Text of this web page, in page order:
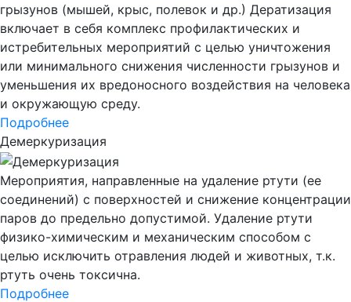
грызунов (мышей, крыс, полевок и др.) Дератизация
включает в себя комплекс профилактических и
истребительных мероприятий с целью уничтожения
или минимального снижения численности грызунов и
уменьшения их вредоносного воздействия на человека
и окружающую среду.
Подробнее
Демеркуризация
Мероприятия, направленные на удаление ртути (ее
соединений) с поверхностей и снижение концентрации
паров до предельно допустимой. Удаление ртути
физико-химическим и механическим способом с
целью исключить отравления людей и животных, т.к.
ртуть очень токсична.
Подробнее